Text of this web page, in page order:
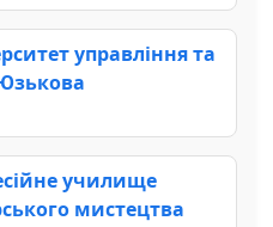
управління та
училище
мистецтва